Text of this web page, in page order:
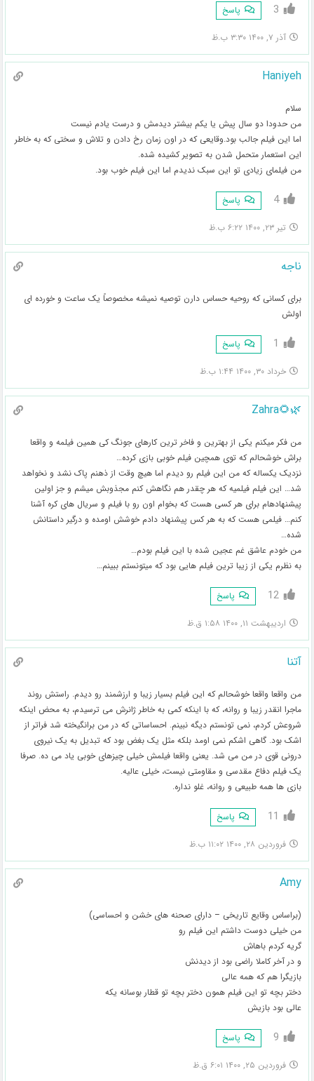
3 پاسخ
آذر ۷, ۱۴۰۰ ۳:۳۰ ب.ظ
Haniyeh
سلام
من حدودا دو سال پیش یا یکم بیشتر دیدمش و درست یادم نیست
اما این فیلم جالب بود.وقایعی که در اون زمان رخ دادن و تلاش و سختی که به خاطر
این استعمار متحمل شدن به تصویر کشیده شده.
من فیلمای زیادی تو این سبک ندیدم اما این فیلم خوب بود.
4 پاسخ
تیر ۲۳, ۱۴۰۰ ۶:۲۲ ب.ظ
ناجه
برای کسانی که روحیه حساس دارن توصیه نمیشه مخصوصاً یک ساعت و خورده ای
اولش
1 پاسخ
خرداد ۳۰, ۱۴۰۰ ۱:۴۴ ب.ظ
🌿🌻Zahra
من فکر میکنم یکی از بهترین و فاخر ترین کارهای جونگ کی همین فیلمه و واقعا
براش خوشحالم که توی همچین فیلم خوبی بازی کرده…
نزدیک یکساله که من این فیلم رو دیدم اما هیچ وقت از ذهنم پاک نشد و نخواهد
شد… این فیلم فیلمیه که هر چقدر هم نگاهش کنم مجذوبش میشم و جز اولین
پیشنهادهام برای هر کسی هست که بخوام اون رو با فیلم و سریال های کره آشنا
کنم…‌ فیلمی هست که به هر کس پیشنهاد دادم خوشش اومده و درگیر داستانش
شده…
من خودم عاشق غم عجین شده با این فیلم بودم…
به نظرم یکی از زیبا ترین فیلم هایی بود که میتونستم ببینم…
12 پاسخ
اردیبهشت ۱۱, ۱۴۰۰ ۱:۵۸ ق.ظ
آتنا
من واقعا واقعا خوشحالم که این فیلم بسیار زیبا و ارزشمند رو دیدم. راستش روند
ماجرا انقدر زیبا و روانه، که با اینکه کمی به خاطر ژانرش می ترسیدم، به محض اینکه
شروعش کردم، نمی تونستم دیگه نبینم. احساساتی که در من برانگیخته شد فراتر از
اشک بود. گاهی اشکم نمی اومد بلکه مثل یک بغض بود که تبدیل به یک نیروی
درونی قوی در من می شد. یعنی واقعا فیلمش خیلی چیزهای خوبی یاد می ده. صرفا
یک فیلم دفاع مقدسی و مقاومتی نیست، خیلی عالیه.
بازی ها همه طبیعی و روانه، غلو نداره.
11 پاسخ
فروردین ۲۸, ۱۴۰۰ ۱۱:۰۲ ب.ظ
Amy
(براساس وقایع تاریخی – دارای صحنه های خشن و احساسی)
من خیلی دوست داشتم این فیلم رو
گریه کردم باهاش
و در آخر کاملا راضی بود از دیدنش
بازیگرا هم که همه عالی
دختر بچه تو این فیلم همون دختر بچه تو قطار بوسانه یکه
عالی بود بازیش
9 پاسخ
فروردین ۲۵, ۱۴۰۰ ۶:۰۱ ق.ظ